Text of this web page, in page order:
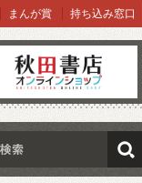
インショップ
まんが賞 持ち込み窓口
検索